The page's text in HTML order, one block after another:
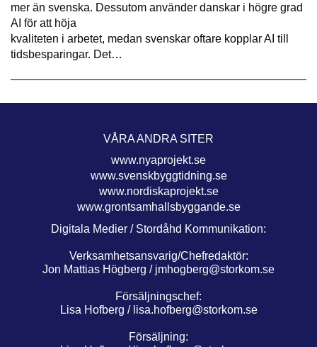
mer än svenska. Dessutom använder danskar i högre grad
AI för att höja
kvaliteten i arbetet, medan svenskar oftare kopplar AI till
tidsbesparingar. Det…
VÅRA ANDRA SITER
www.nyaprojekt.se
www.svenskbyggtidning.se
www.nordiskaprojekt.se
www.grontsamhallsbyggande.se
Digitala Medier / Stordåhd Kommunikation:
Verksamhetsansvarig/Chefredaktör:
Jon Mattias Högberg / jmhogberg@storkom.se
Försäljningschef:
Lisa Hofberg / lisa.hofberg@storkom.se
Försäljning: